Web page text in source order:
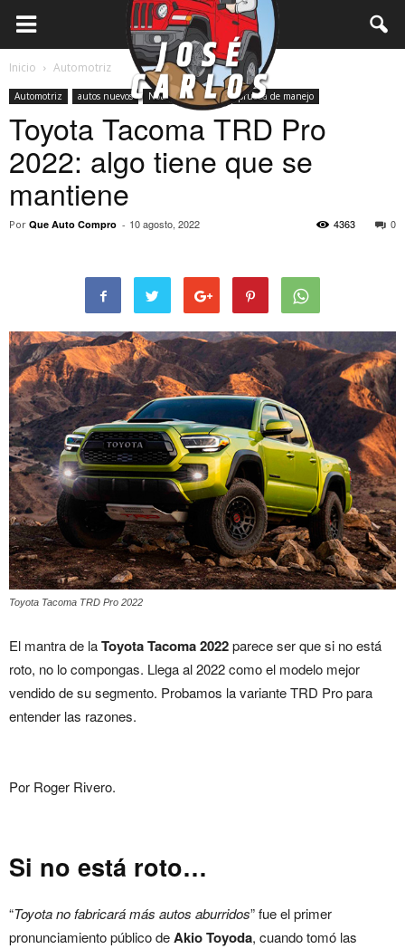
Inicio Automotriz
Automotriz autos nuevos Notas Pick-ups prueba de manejo
Toyota Tacoma TRD Pro
2022: algo tiene que se
mantiene
Por Que Auto Compro - 10 agosto, 2022 0
4363
Toyota Tacoma TRD Pro 2022
El mantra de laToyota Tacoma2022parece ser que si no está
roto, no lo compongas. Llega al 2022 como el modelo mejor
vendido de su segmento. Probamos la variante TRD Pro para
entender las razones.
Por Roger Rivero.
Si no está roto…
“Toyota no fabricará más autos aburridos” fue el primer
pronunciamiento público deAkio Toyoda, cuando tomó las